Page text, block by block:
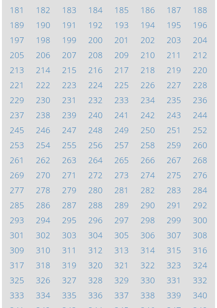
181
182 183 184 185 186 187
188
189
190 191 192 193 194 195
196
197
198 199 200 201 202 203
204
205
206 207 208 209 210 211
212
213
214 215 216 217 218 219
220
221
222 223 224 225 226 227
228
229
230 231 232 233 234 235
236
237
238 239 240 241 242 243
244
245
246 247 248 249 250 251
252
253
254 255 256 257 258 259
260
261
262 263 264 265 266 267
268
269
270 271 272 273 274 275
276
277
278 279 280 281 282 283
284
285
286 287 288 289 290 291
292
293
294 295 296 297 298 299
300
301
302 303 304 305 306 307
308
309
310 311 312 313 314 315
316
317
318 319 320 321 322 323
324
325
326 327 328 329 330 331
332
333
334 335 336 337 338 339
340